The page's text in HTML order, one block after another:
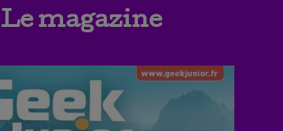
Le magazine